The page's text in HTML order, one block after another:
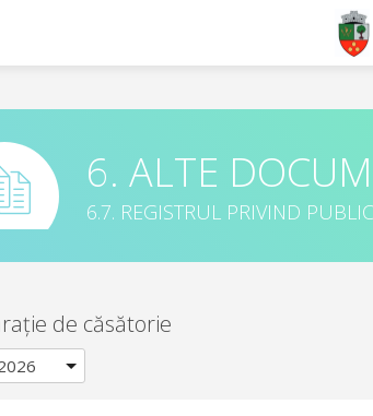
6. ALTE
6.7. REGISTRUL PRIVIND
de căsătorie